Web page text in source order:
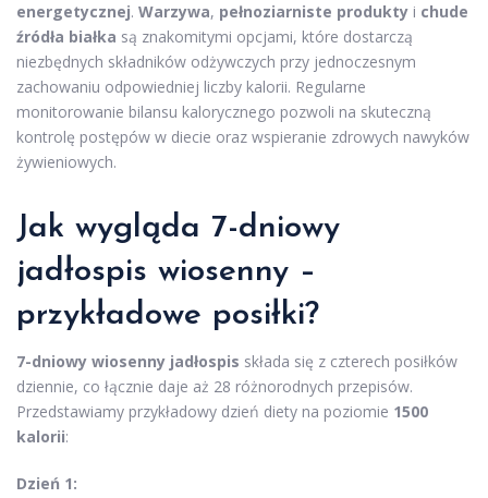
energetycznej. Warzywa, pełnoziarniste produkty i chude
źródła białka są znakomitymi opcjami, które dostarczą
niezbędnych składników odżywczych przy jednoczesnym
zachowaniu odpowiedniej liczby kalorii. Regularne
monitorowanie bilansu kalorycznego pozwoli na skuteczną
kontrolę postępów w diecie oraz wspieranie zdrowych nawyków
żywieniowych.
Jak wygląda 7-dniowy
jadłospis wiosenny –
przykładowe posiłki?
7-dniowy wiosenny jadłospis składa się z czterech posiłków
dziennie, co łącznie daje aż 28 różnorodnych przepisów.
Przedstawiamy przykładowy dzień diety na poziomie 1500
kalorii:
Dzień 1: